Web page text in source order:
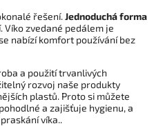
řešení.Jednoduchá forma
zvedané pedálem je
nabízí komfort používání bez
a použití trvanlivých
rozvoj naše produkty
plastů. Proto si můžete
a zajišťuje hygienu, a
víka..